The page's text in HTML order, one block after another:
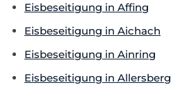
Eisbeseitigung in Affing
Eisbeseitigung in Aichach
Eisbeseitigung in Ainring
Eisbeseitigung in Allersberg